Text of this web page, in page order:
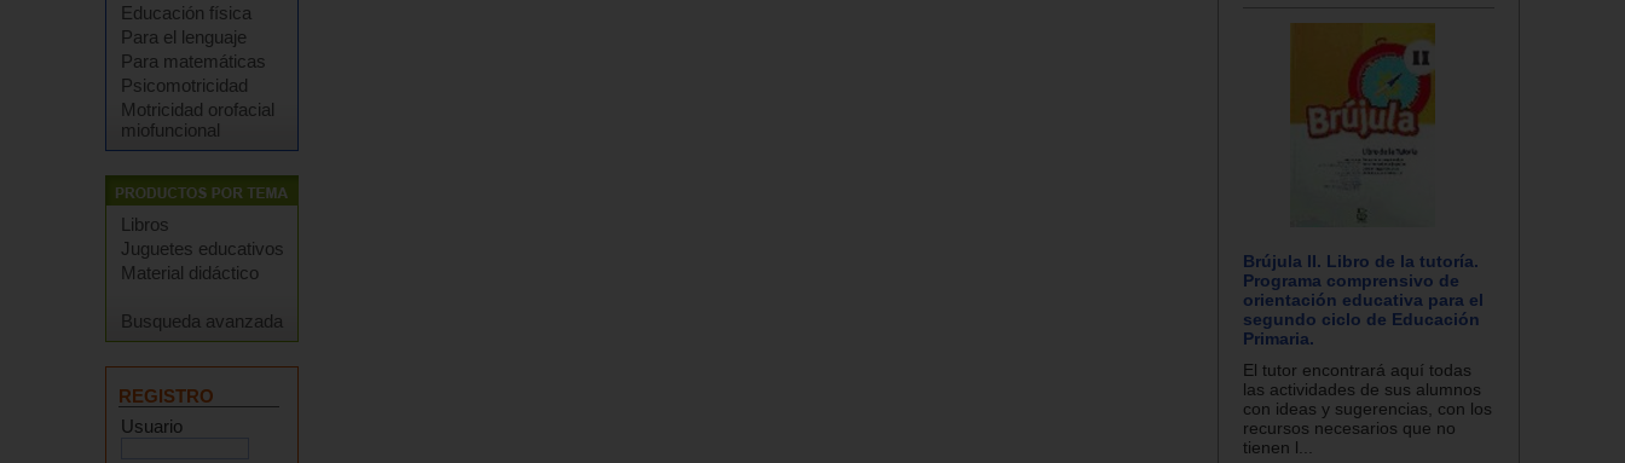
Educación física
Para el lenguaje
Para matemáticas
Psicomotricidad
Motricidad orofacial
miofuncional
Libros
Juguetes educativos
Material didáctico
Busqueda avanzada
REGISTRO
Usuario
Brújula II. Libro de la tutoría.
Programa comprensivo de
orientación educativa para el
segundo ciclo de Educación
Primaria.
El tutor encontrará aquí todas
las actividades de sus alumnos
con ideas y sugerencias, con los
recursos necesarios que no
tienen l...